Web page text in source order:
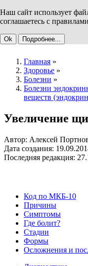
Наш сайт использует
соглашаетесь с
Ok Подробнее...
Главная »
Здоровье »
Болезни »
Болезни
веществ
Увеличение
Автор: Алексей
Дата создания:
Последняя редакция:
Код по МКБ-10
Причины
Симптомы
Где болит?
Стадии
Формы
Осложнения и